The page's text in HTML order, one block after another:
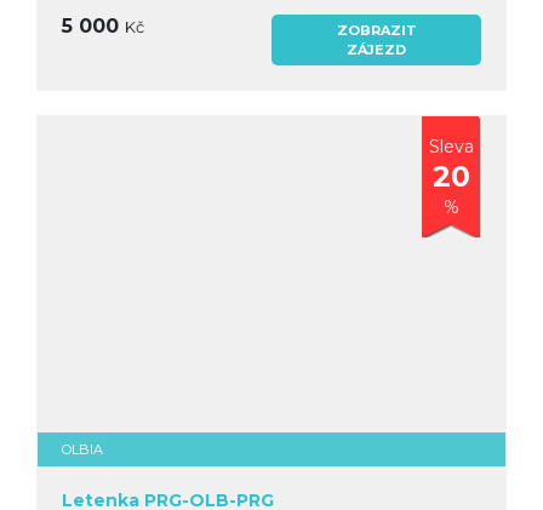
5 000 Kč
ZOBRAZIT
ZÁJEZD
Sleva
20
%
OLBIA
Letenka PRG-OLB-PRG